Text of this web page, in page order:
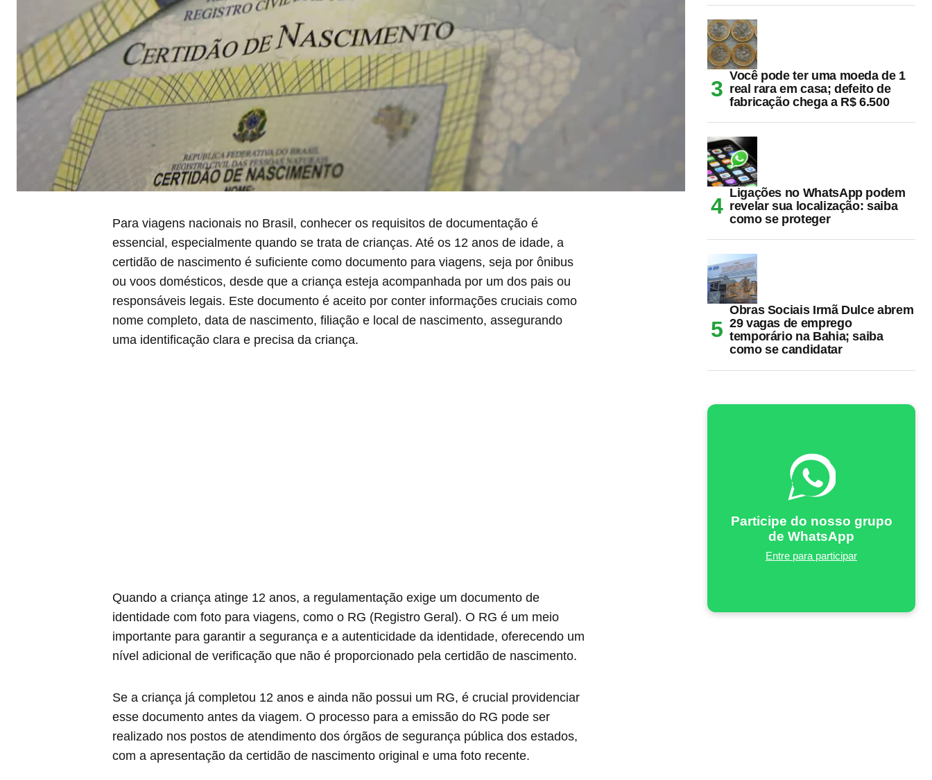
Para viagens nacionais no Brasil, conhecer os requisitos de documentação é
essencial, especialmente quando se trata de crianças. Até os 12 anos de idade, a
certidão de nascimento é suficiente como documento para viagens, seja por ônibus
ou voos domésticos, desde que a criança esteja acompanhada por um dos pais ou
responsáveis legais. Este documento é aceito por conter informações cruciais como
nome completo, data de nascimento, filiação e local de nascimento, assegurando
uma identificação clara e precisa da criança.
Quando a criança atinge 12 anos, a regulamentação exige um documento de
identidade com foto para viagens, como o RG (Registro Geral). O RG é um meio
importante para garantir a segurança e a autenticidade da identidade, oferecendo um
nível adicional de verificação que não é proporcionado pela certidão de nascimento.
Se a criança já completou 12 anos e ainda não possui um RG, é crucial providenciar
esse documento antes da viagem. O processo para a emissão do RG pode ser
realizado nos postos de atendimento dos órgãos de segurança pública dos estados,
com a apresentação da certidão de nascimento original e uma foto recente.
Você pode ter uma moeda de 1
real rara em casa; defeito de
fabricação chega a R$ 6.500
Ligações no WhatsApp podem
revelar sua localização: saiba
como se proteger
Obras Sociais Irmã Dulce abrem
29 vagas de emprego
temporário na Bahia; saiba
como se candidatar
Participe do nosso grupo
de WhatsApp
Entre para participar